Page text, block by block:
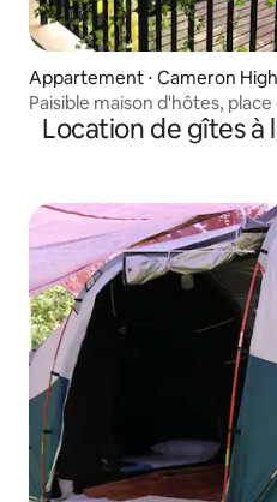
Appartement ⋅ Cameron
Paisible maison d'hôtes,
Highlands
Location de gîtes à